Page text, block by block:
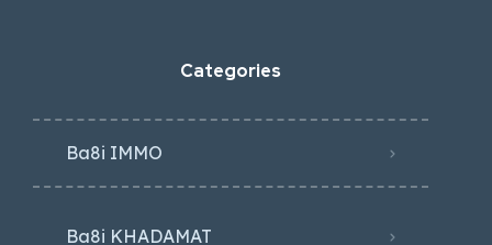
Categories
Ba8i IMMO
Ba8i KHADAMAT